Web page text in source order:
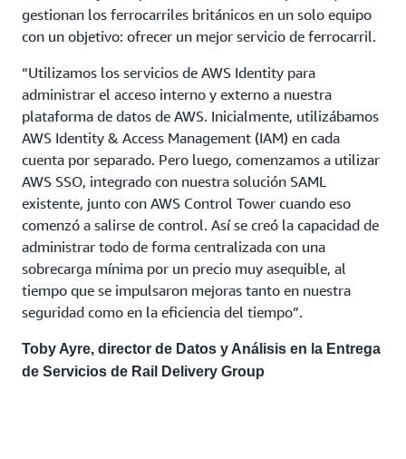
gestionan los ferrocarriles británicos en un solo equipo
con un objetivo: ofrecer un mejor servicio de ferrocarril.
“Utilizamos los servicios de AWS Identity para
administrar el acceso interno y externo a nuestra
plataforma de datos de AWS. Inicialmente, utilizábamos
AWS Identity & Access Management (IAM) en cada
cuenta por separado. Pero luego, comenzamos a utilizar
AWS SSO, integrado con nuestra solución SAML
existente, junto con AWS Control Tower cuando eso
comenzó a salirse de control. Así se creó la capacidad de
administrar todo de forma centralizada con una
sobrecarga mínima por un precio muy asequible, al
tiempo que se impulsaron mejoras tanto en nuestra
seguridad como en la eficiencia del tiempo”.
Toby Ayre, director de Datos y Análisis en la Entrega
de Servicios de Rail Delivery Group